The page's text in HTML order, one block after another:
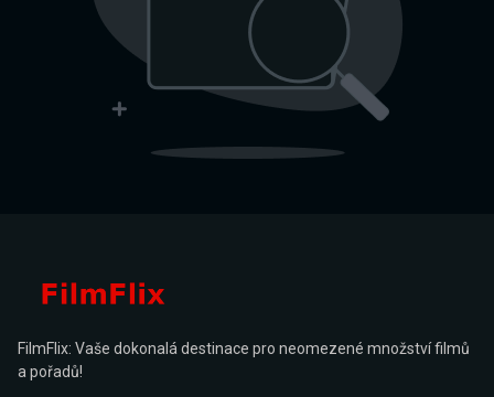
FilmFlix: Vaše dokonalá destinace pro neomezené množství filmů
a pořadů!